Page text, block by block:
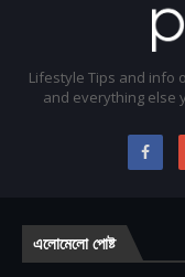
Lifestyle Tips and info
and everything else
এলোমেলো পোষ্ট